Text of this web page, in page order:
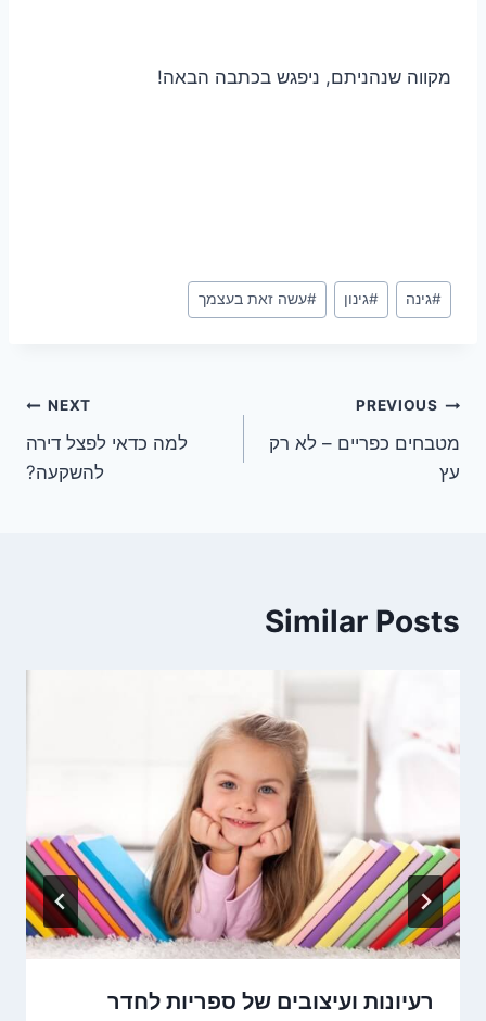
מקווה שנהניתם, ניפגש בכתבה הבאה!
Post
Tags:
#גינה #גינון #עשה זאת בעצמך
ניווט
PREVIOUS
מטבחים כפריים – לא רק
עץ
NEXT
למה כדאי לפצל דירה
להשקעה?
Similar Posts
רעיונות ועיצובים של ספריות לחדר